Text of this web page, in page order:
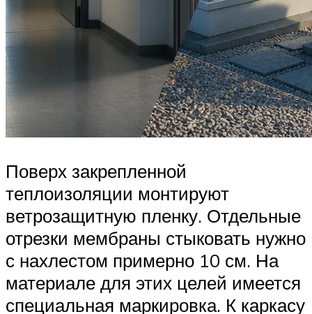
Поверх закрепленной
теплоизоляции монтируют
ветрозащитную пленку. Отдельные
отрезки мембраны стыковать нужно
с нахлестом примерно 10 см. На
материале для этих целей имеется
специальная маркировка. К каркасу